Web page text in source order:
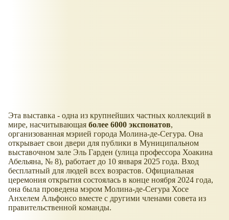
Эта выставка - одна из крупнейших частных коллекций в
мире, насчитывающая более 6000 экспонатов,
организованная мэрией города Молина-де-Сегура. Она
открывает свои двери для публики в Муниципальном
выставочном зале Эль Гарден (улица профессора Хоакина
Абельяна, № 8), работает до 10 января 2025 года. Вход
бесплатный для людей всех возрастов. Официальная
церемония открытия состоялась в конце ноября 2024 года,
она была проведена мэром Молина-де-Сегура Хосе
Анхелем Альфонсо вместе с другими членами совета из
правительственной команды.